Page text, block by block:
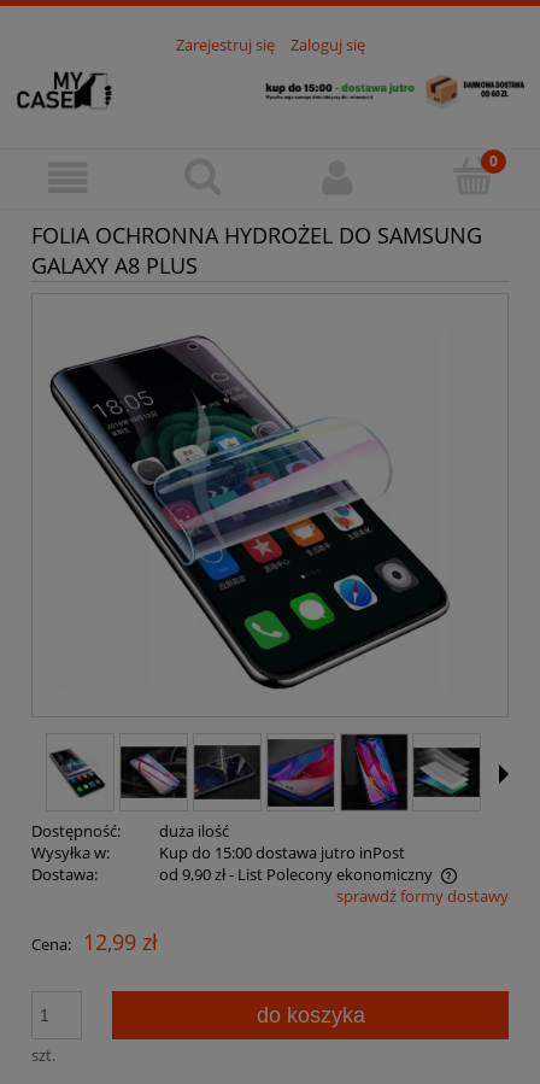
Zarejestruj się Zaloguj się
FOLIA OCHRONNA HYDROŻEL DO SAMSUNG
GALAXY A8 PLUS
Dostępność:
duża ilość
Wysyłka w:
Kup do 15:00 dostawa jutro inPost
Dostawa:
od 9,90 zł- List Polecony ekonomiczny
Cena nie zawiera ewentualnych kosztów płatnościsprawdź formy dostawy
Cena: 12,99 zł
szt.
do koszyka